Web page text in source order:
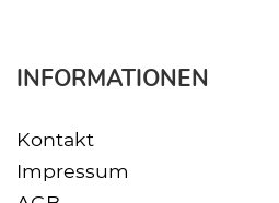
INFORMATIONEN
Kontakt
Impressum